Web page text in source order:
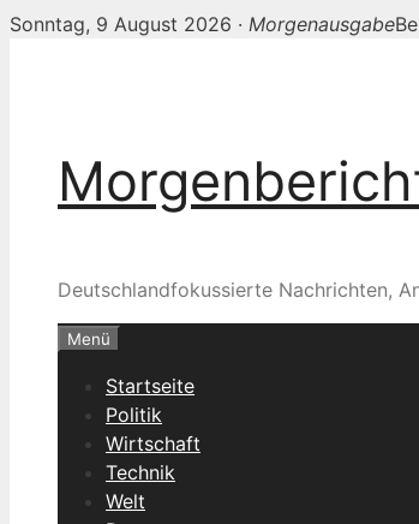
Sonntag, 9 August 2026 · Morgenausgabe
Deutschlandfokussierte Nachrichten,
Menü
Startseite
Politik
Wirtschaft
Technik
Welt